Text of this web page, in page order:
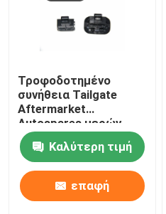
Τροφοδοτημένο
συνήθεια Tailgate
Aftermarket
Autospares μερών
αυτοκινήτων
Καλύτερη τιμή
επαφή